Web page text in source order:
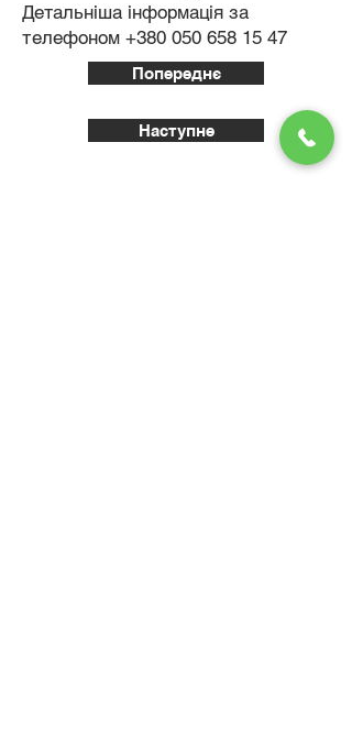
Детальніша інформація за
телефоном +380 050 658 15 47
Попереднє
Наступне